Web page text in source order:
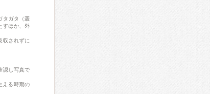
タガタ（叢
すほか、外
収されずに
認し写真で
える時期の